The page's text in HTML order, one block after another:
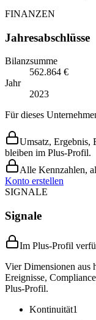
FINANZEN
Jahresabschlüsse
Bilanzsumme
562.864 €
Jahr
2023
Für dieses
Umsatz, Ergebnis,
bleiben im Plus-Profil.
Alle Kennzahlen,
Konto erstellen
SIGNALE
Signale
Im Plus-Profil
Vier Dimensionen
Ereignisse,
Plus-Profil.
Kontinuität1